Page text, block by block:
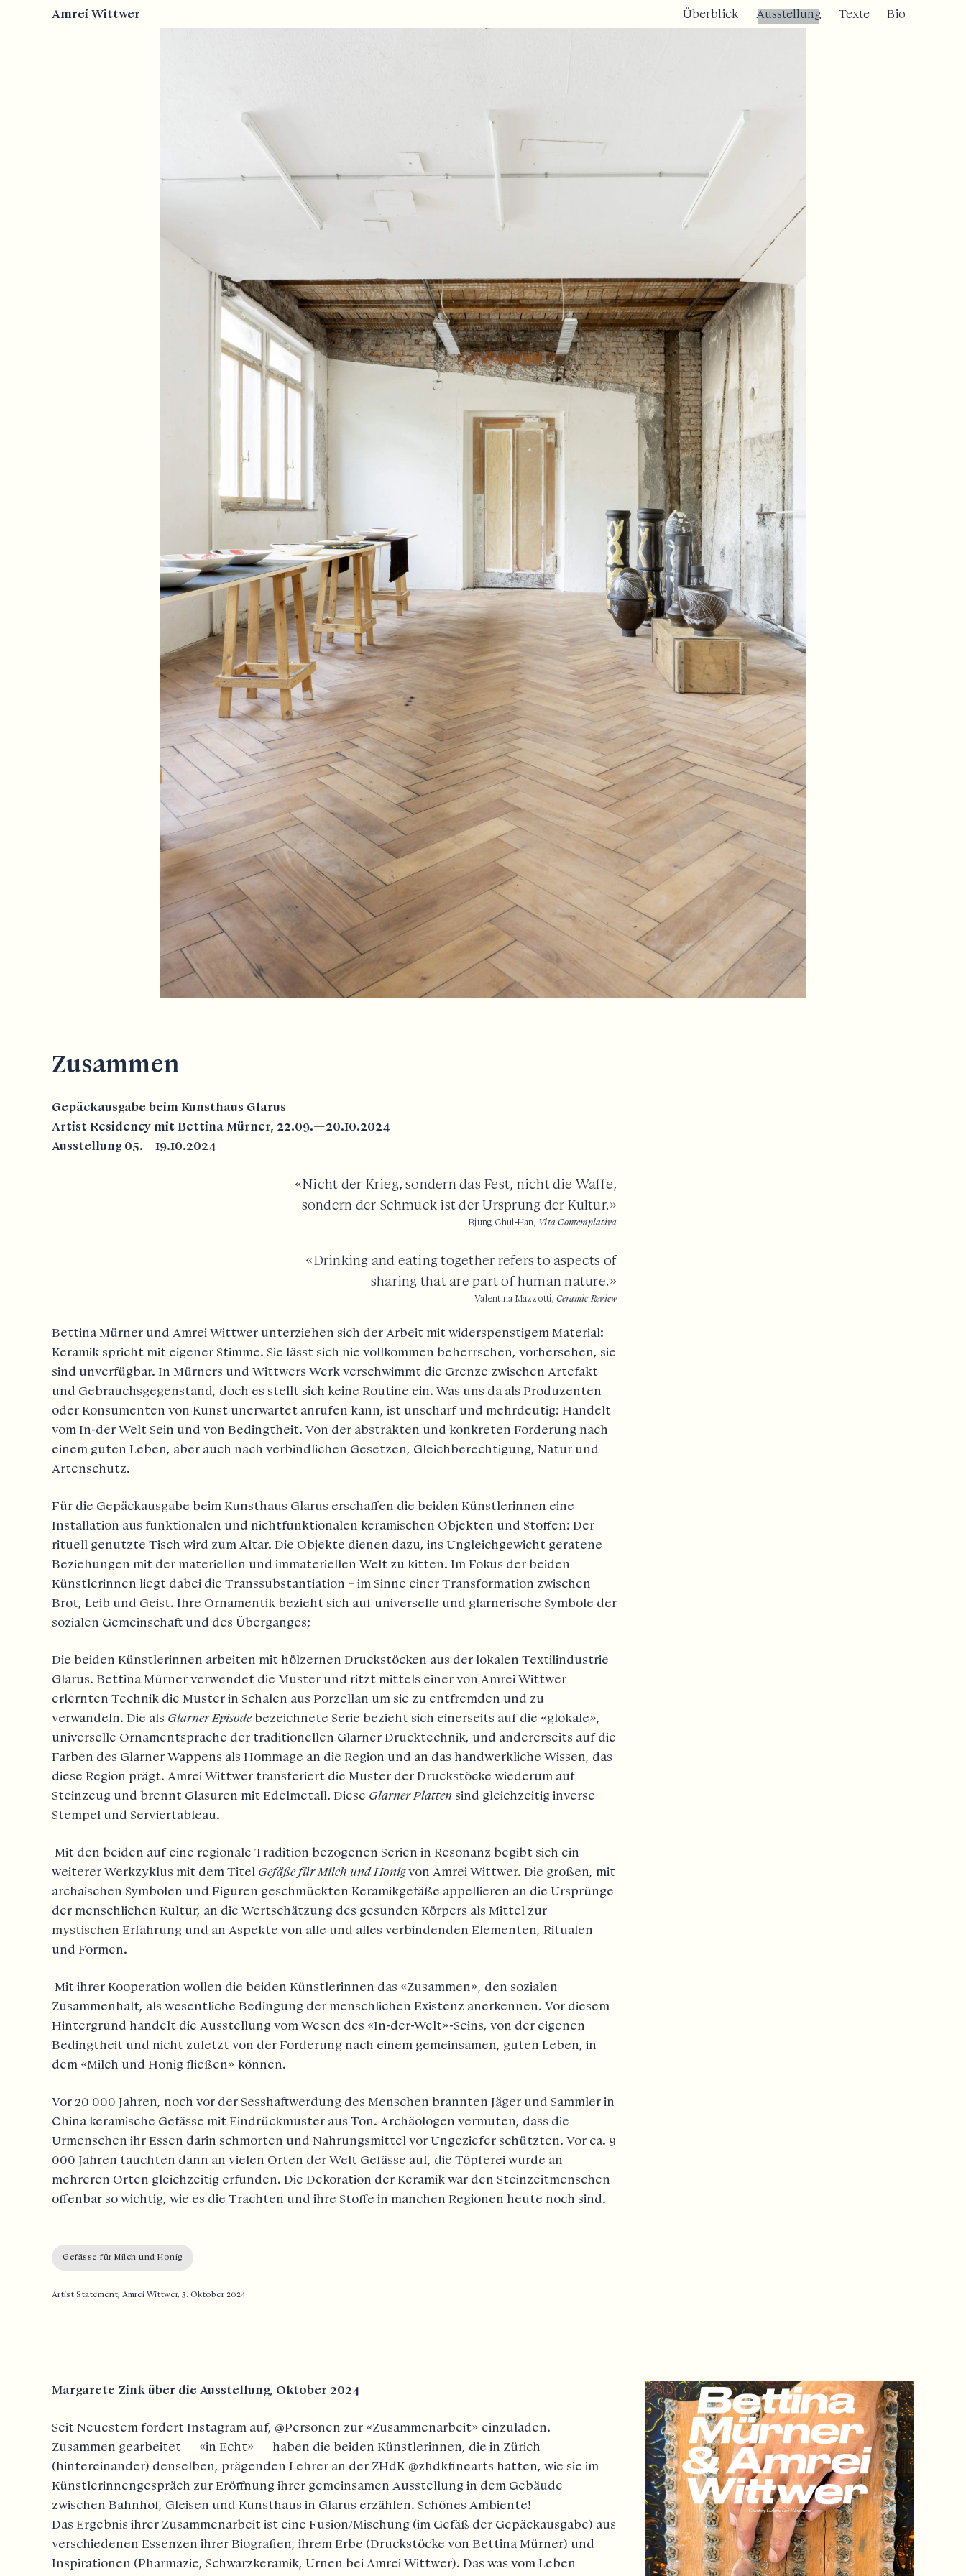
Amrei Wittwer Überblick Ausstellung Texte Bio
Zusammen
Gepäckausgabebeim Kunsthaus Glarus
Artist Residency mit Bettina Mürner, 22.09.—20.10.2024
Ausstellung 05.—19.10.2024
«Nicht der Krieg, sondern das Fest, nicht die Waffe,
sondern der Schmuck ist der Ursprung der Kultur.»
Bjung Chul-Han, Vita Contemplativa
«Drinking and eating together refers to aspects of
sharing that are part of human nature.»
Valentina Mazzotti,Ceramic Review
Bettina Mürner und Amrei Wittwer unterziehen sich der Arbeit mit widerspenstigem Material:
Keramik spricht mit eigener Stimme. Sie lässt sich nie vollkommen beherrschen, vorhersehen, sie
sind unverfügbar. In Mürners und Wittwers Werk verschwimmt die Grenze zwischen Artefakt
und Gebrauchsgegenstand, doch es stellt sich keine Routine ein. Was uns da als Produzenten
oder Konsumenten von Kunst unerwartet anrufen kann, ist unscharf und mehrdeutig: Handelt
vom In-der Welt Sein und von Bedingtheit. Von der abstrakten und konkreten Forderung nach
einem guten Leben, aber auch nach verbindlichen Gesetzen, Gleichberechtigung, Natur und
Artenschutz.
Für die Gepäckausgabe beim Kunsthaus Glarus erschaffen die beiden Künstlerinnen eine
Installation aus funktionalen und nichtfunktionalen keramischen Objekten und Stoffen: Der
rituell genutzte Tisch wird zum Altar. Die Objekte dienen dazu, ins Ungleichgewicht geratene
Beziehungen mit der materiellen und immateriellen Welt zu kitten. Im Fokus der beiden
Künstlerinnen liegt dabei die Transsubstantiation – im Sinne einer Transformation zwischen
Brot, Leib und Geist. Ihre Ornamentik bezieht sich auf universelle und glarnerische Symbole der
sozialen Gemeinschaft und des Überganges;
Die beiden Künstlerinnen arbeiten mit hölzernen Druckstöcken aus der lokalen Textilindustrie
Glarus. Bettina Mürner verwendet die Muster und ritzt mittels einer von Amrei Wittwer
erlernten Technik die Muster in Schalen aus Porzellan um sie zu entfremden und zu
verwandeln. Die als Glarner Episodebezeichnete Serie bezieht sich einerseits auf die «glokale»,
universelle Ornamentsprache der traditionellen Glarner Drucktechnik, und andererseits auf die
Farben des Glarner Wappens als Hommage an die Region und an das handwerkliche Wissen, das
diese Region prägt. Amrei Wittwer transferiert die Muster der Druckstöcke wiederum auf
Steinzeug und brennt Glasuren mit Edelmetall. Diese Glarner Platten sind gleichzeitig inverse
Stempel und Serviertableau.
Mit den beiden auf eine regionale Tradition bezogenen Serien in Resonanz begibt sich ein
weiterer Werkzyklus mit dem Titel Gefäße für Milch und Honigvon Amrei Wittwer. Die großen, mit
archaischen Symbolen und Figuren geschmückten Keramikgefäße appellieren an die Ursprünge
der menschlichen Kultur, an die Wertschätzung des gesunden Körpers als Mittel zur
mystischen Erfahrung und an Aspekte von alle und alles verbindenden Elementen, Ritualen
und Formen.
Mit ihrer Kooperation wollen die beiden Künstlerinnen das «Zusammen», den sozialen
Zusammenhalt, als wesentliche Bedingung der menschlichen Existenz anerkennen. Vor diesem
Hintergrund handelt die Ausstellung vom Wesen des «In-der-Welt»-Seins, von der eigenen
Bedingtheit und nicht zuletzt von der Forderung nach einem gemeinsamen, guten Leben, in
dem «Milch und Honig fließen» können.
Vor 20 000 Jahren, noch vor der Sesshaftwerdung des Menschen brannten Jäger und Sammler in
China keramische Gefässe mit Eindrückmuster aus Ton. Archäologen vermuten, dass die
Urmenschen ihr Essen darin schmorten und Nahrungsmittel vor Ungeziefer schützten. Vor ca. 9
000 Jahren tauchten dann an vielen Orten der Welt Gefässe auf, die Töpferei wurde an
mehreren Orten gleichzeitig erfunden. Die Dekoration der Keramik war den Steinzeitmenschen
offenbar so wichtig, wie es die Trachten und ihre Stoffe in manchen Regionen heute noch sind.
Gefässe für Milch und Honig
Artist Statement, Amrei Wittwer, 3. Oktober 2024
Margarete Zink über die Ausstellung, Oktober 2024
Seit Neuestem fordert Instagram auf, @Personen zur «Zusammenarbeit» einzuladen.
Zusammen gearbeitet — «in Echt» — haben die beiden Künstlerinnen, die in Zürich
(hintereinander) denselben, prägenden Lehrer an der ZHdK @zhdkfinearts hatten, wie sie im
Künstlerinnengespräch zur Eröffnung ihrer gemeinsamen Ausstellung in dem Gebäude
zwischen Bahnhof, Gleisen und Kunsthaus in Glarus erzählen. Schönes Ambiente!
Das Ergebnis ihrer Zusammenarbeit ist eine Fusion/Mischung (im Gefäß der Gepäckausgabe) aus
verschiedenen Essenzen ihrer Biografien, ihrem Erbe (Druckstöcke von Bettina Mürner) und
Inspirationen (Pharmazie, Schwarzkeramik, Urnen bei Amrei Wittwer). Das was vom Leben